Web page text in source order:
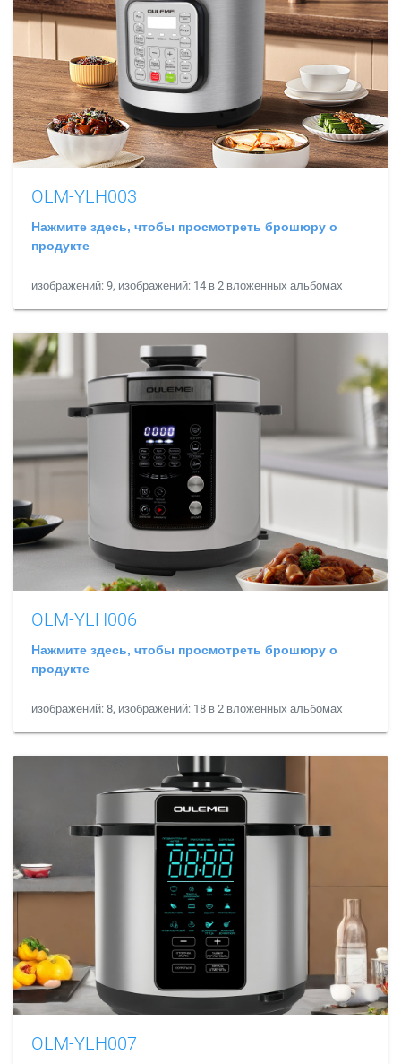
OLM-YLH003
Нажмите здесь, чтобы просмотреть брошюру о
продукте
изображений: 9, изображений: 14 в 2 вложенных альбомах
OLM-YLH006
Нажмите здесь, чтобы просмотреть брошюру о
продукте
изображений: 8, изображений: 18 в 2 вложенных альбомах
OLM-YLH007